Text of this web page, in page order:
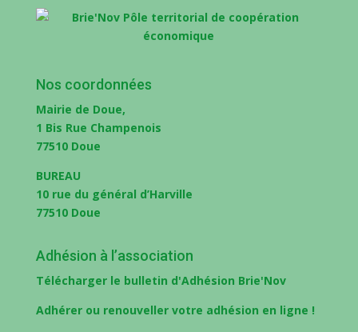
Nos coordonnées
Mairie de Doue,
1 Bis Rue Champenois
77510 Doue
BUREAU
10 rue du général d’Harville
77510 Doue
Adhésion à l’association
Télécharger le bulletin d'Adhésion Brie'Nov
Adhérer ou renouveller votre adhésion en ligne !